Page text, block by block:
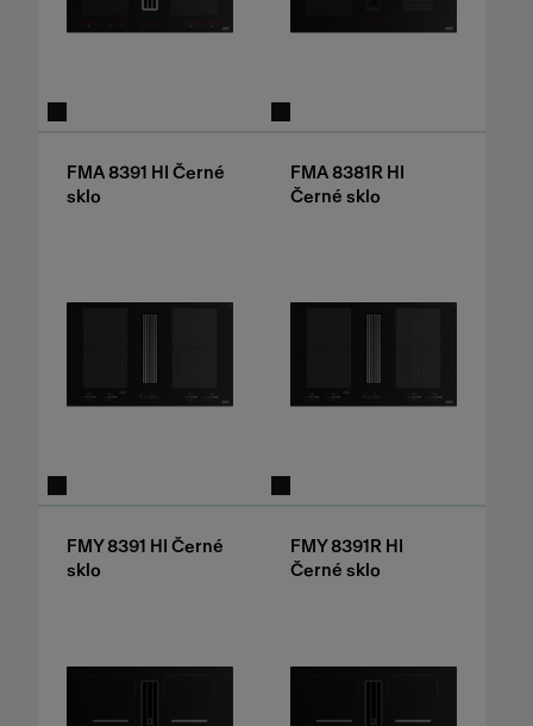
FMA 8391 HI Černé
sklo
FMA 8381R HI
Černé sklo
FMY 8391 HI Černé
sklo
FMY 8391R HI
Černé sklo